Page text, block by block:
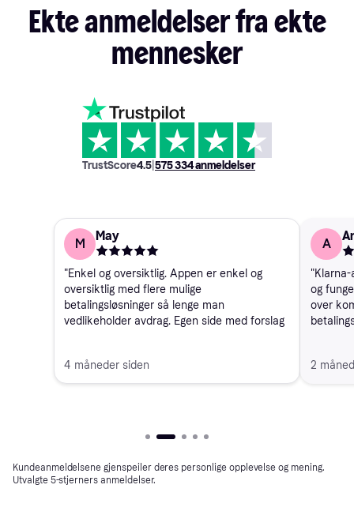
Ekteanmeldelserfraekte
mennesker
TrustScore4.5 575 334anmeldelser
M
May
"Enkel og oversiktlig. Appen er enkel og
oversiktlig med flere mulige
betalingsløsninger så lenge man
vedlikeholder avdrag. Egen side med forslag
4 måneder siden
A
og
over
2
Kundeanmeldelsene gjenspeiler deres personlige opplevelse og mening.
Utvalgte 5-stjerners anmeldelser.